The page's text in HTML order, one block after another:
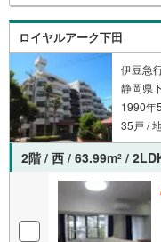
ロイヤルアーク下田
伊豆急
静岡県
1990年
35戸 /
2階 / 西 / 63.99m2 /